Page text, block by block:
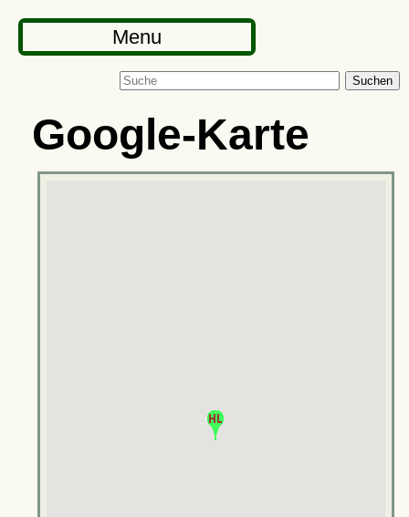
Menu
Suchen
Google-Karte